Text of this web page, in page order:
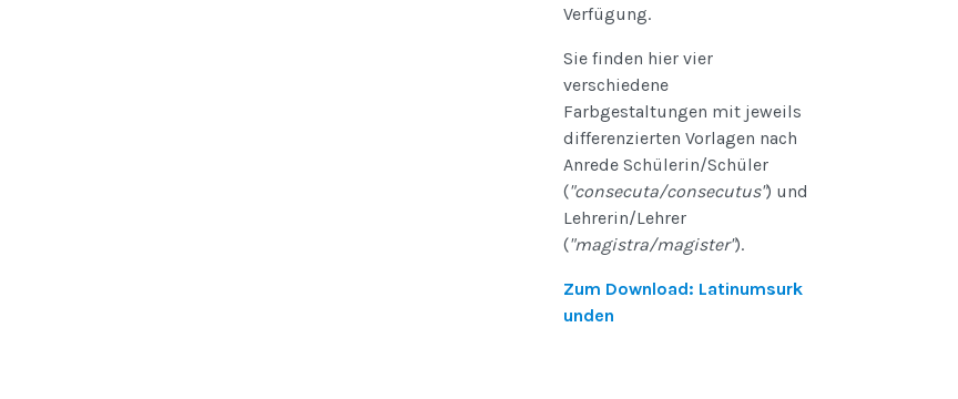
Verfügung.
Sie finden hier vier
verschiedene
Farbgestaltungen mit jeweils
differenzierten Vorlagen nach
Anrede Schülerin/Schüler
("consecuta/consecutus") und
Lehrerin/Lehrer
("magistra/magister").
Zum Download: Latinumsurk
unden